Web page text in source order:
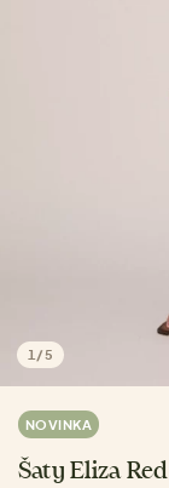
1 /5
NOVINKA
Šaty Eliza Red